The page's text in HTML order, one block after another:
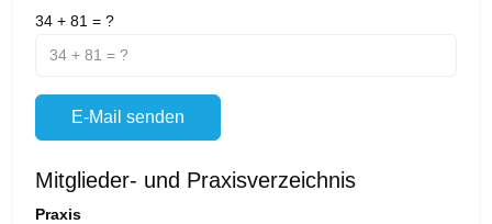
34 + 81 = ?
E-Mail senden
Mitglieder- und Praxisverzeichnis
Praxis